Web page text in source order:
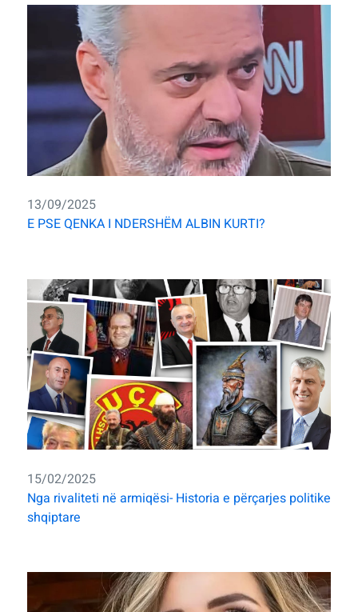
13/09/2025
E PSE QENKA I NDERSHËM ALBIN KURTI?
15/02/2025
Nga rivaliteti në armiqësi- Historia e përçarjes politike
shqiptare